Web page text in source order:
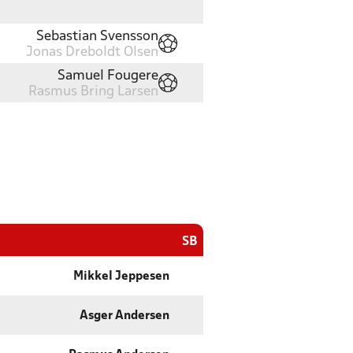
Sebastian Svensson
Jonas Dreboldt Olsen
Samuel Fougere
Rasmus Bring Larsen
SB
Mikkel Jeppesen
Asger Andersen